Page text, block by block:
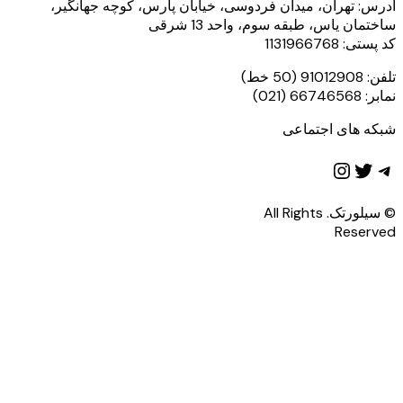
آدرس: تهران، میدان فردوسی، خیابان پارس، کوچه جهانگیر،
ساختمان یاس، طبقه سوم، واحد 13 شرقی
کد پستی: 1131966768
تلفن: 91012908 (50 خط)
نمابر: 66746568 (021)
شبکه های اجتماعی
تلگرام
توییتراینستاگرم
© سیلورتک. All Rights
Reserved